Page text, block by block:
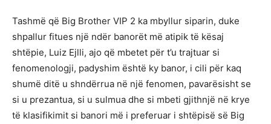
Tashmë që Big Brother VIP 2 ka mbyllur siparin, duke
shpallur fitues një ndër banorët më atipik të kësaj
shtëpie, Luiz Ejlli, ajo që mbetet për t’u trajtuar si
fenomenologji, padyshim është ky banor, i cili për kaq
shumë ditë u shndërrua në një fenomen, pavarësisht se
si u prezantua, si u sulmua dhe si mbeti gjithnjë në krye
të klasifikimit si banori më i preferuar i shtëpisë së Big